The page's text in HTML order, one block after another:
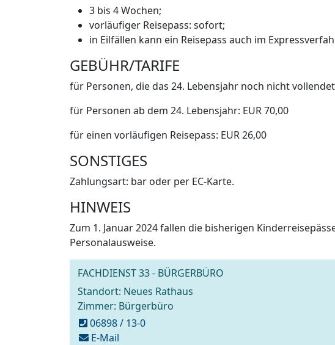
3 bis 4 Wochen;
vorläufiger Reisepass: sofort;
in Eilfällen kann ein Reisepass auch im
GEBÜHR/TARIFE
für Personen, die das 24. Lebensjahr noch nicht vollendet
für Personen ab dem 24. Lebensjahr: EUR 70,00
für einen vorläufigen Reisepass: EUR 26,00
SONSTIGES
Zahlungsart: bar oder per EC-Karte.
HINWEIS
Zum 1. Januar 2024 fallen die bisherigen
Personalausweise.
FACHDIENST 33 - BÜRGERBÜRO
Standort: Neues Rathaus
Zimmer: Bürgerbüro
06898 / 13-0
E-Mailschreiben